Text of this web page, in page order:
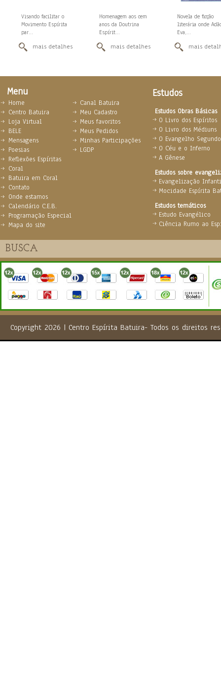
Visando facilitar o
Movimento Espírita
par...
mais detalhes
Homenagem aos cem
anos da Doutrina
Espírit...
mais detalhes
Novela de ficção
literária onde
Eva,...
mais
Menu Estudos
Estudos Obras Básicas
O Livro dos Espíritos
O Livro dos Médiuns
O Evangelho
O Céu e o Inferno
A Gênese
Estudos sobre
Evangelização
Mocidade Espírita
Estudos temáticos
Estudo Evangélico
Ciência Rumo ao
Home
Centro Batuira
Loja Virtual
BELE
Mensagens
Poesias
Reflexões Espíritas
Coral
Batuira em Coral
Contato
Onde estamos
Calendário C.E.B.
Programação Especial
Mapa do site
Canal Batuira
Meu Cadastro
Meus favoritos
Meus Pedidos
Minhas Participações
LGDP
Copyright 2026 | Centro Espírita Batuira- Todos os